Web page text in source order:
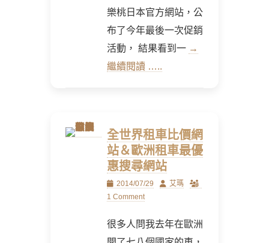
樂桃日本官方網站，公
布了今年最後一次促銷
活動， 結果看到一 →
繼續閱讀 …..
全世界租車比價網
站＆歐洲租車最優
惠搜尋網站
Posted
on
2014/07/29 Author
艾瑪
1 Comment
很多人問我去年在歐洲